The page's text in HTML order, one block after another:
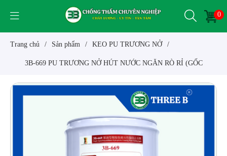
0
Trang chủ / Sản phẩm / KEO PU TRƯƠNG NỞ /
3B-669 PU TRƯƠNG NỞ HÚT NƯỚC NGĂN RÒ RỈ (GỐC
POLYURETHANE)